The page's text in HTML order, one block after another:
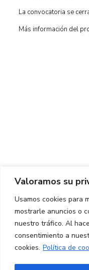
Valoramos su
Usamos cookies para
mostrarle anuncios o
nuestro tráfico. Al
consentimiento a
cookies. Política de
La convocatoria se
Más información del
Ed.